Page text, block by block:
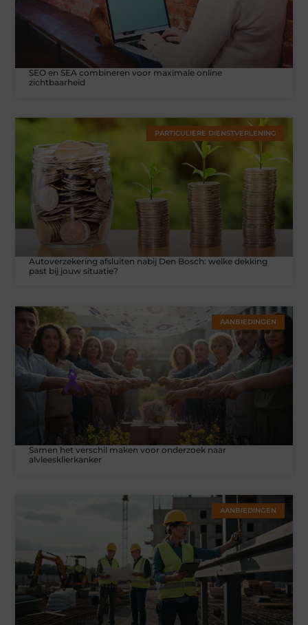
SEO en SEA combineren voor maximale online
zichtbaarheid
PARTICULIERE DIENSTVERLENING
Autoverzekering afsluiten nabij Den Bosch: welke dekking
past bij jouw situatie?
AANBIEDINGEN
Samen het verschil maken voor onderzoek naar
alvleesklierkanker
AANBIEDINGEN